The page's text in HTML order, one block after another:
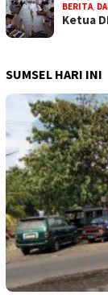
BERITA,
Ketua
SUMSEL HARI INI